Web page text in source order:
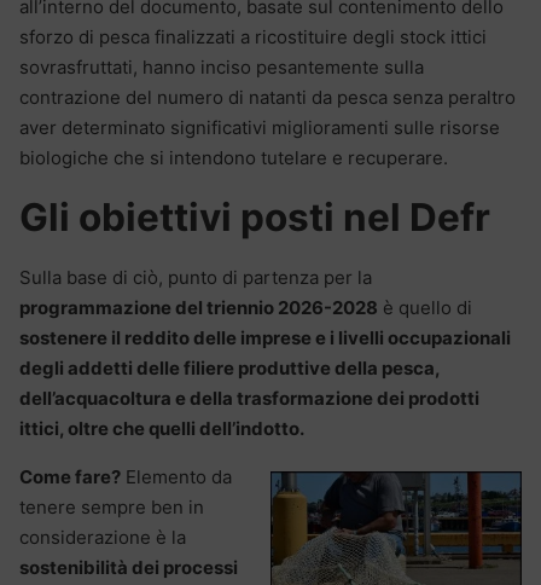
all’interno del documento, basate sul contenimento dello
sforzo di pesca finalizzati a ricostituire degli stock ittici
sovrasfruttati, hanno inciso pesantemente sulla
contrazione del numero di natanti da pesca senza peraltro
aver determinato significativi miglioramenti sulle risorse
biologiche che si intendono tutelare e recuperare.
Gli obiettivi posti nel Defr
Sulla base di ciò, punto di partenza per la
programmazione del triennio 2026-2028 è quello di
sostenere il reddito delle imprese e i livelli occupazionali
degli addetti delle filiere produttive della pesca,
dell’acquacoltura e della trasformazione dei prodotti
ittici, oltre che quelli dell’indotto.
Come fare? Elemento da
tenere sempre ben in
considerazione è la
sostenibilità dei processi